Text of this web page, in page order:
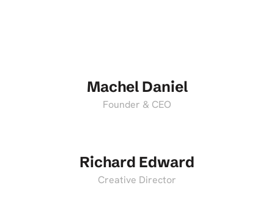
Machel Daniel
Founder & CEO
Richard Edward
Creative Director